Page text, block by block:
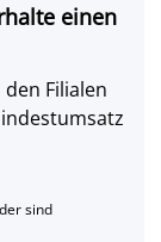
einen
Filialen
sind